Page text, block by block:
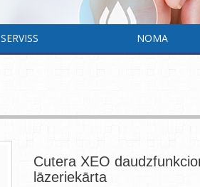
SERVISS NOMA
Cutera XEO
lāzeriekārta